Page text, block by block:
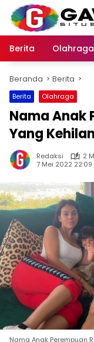
Langsung
konten
Berita
Olahraga
Beranda Berita
Berita Olahraga
Nama Anak
Yang
Redaksi
2
7 Mei 2022 22:09
Nama Anak Perempuan